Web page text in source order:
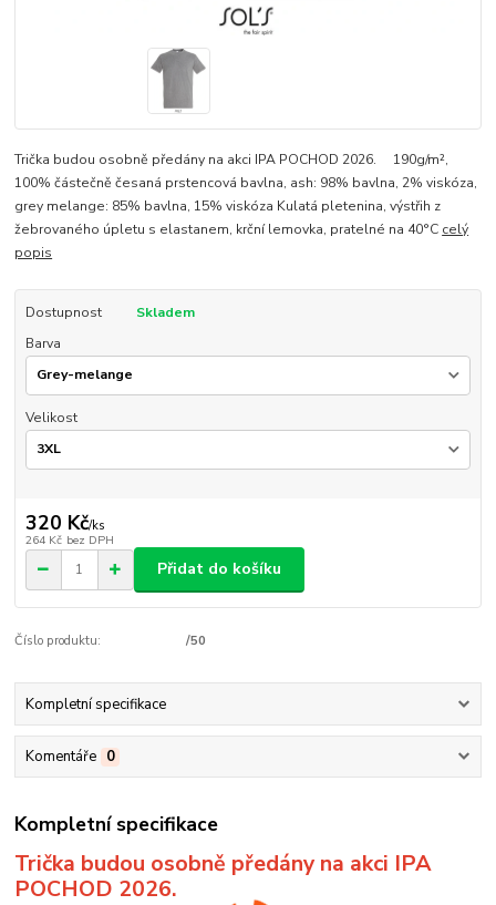
Trička budou osobně předány na akci IPA POCHOD 2026. 190g/m²,
100% částečně česaná prstencová bavlna, ash: 98% bavlna, 2% viskóza,
grey melange: 85% bavlna, 15% viskóza Kulatá pletenina, výstřih z
žebrovaného úpletu s elastanem, krční lemovka, pratelné na 40°C celý
popis
Dostupnost
Skladem
Barva
Velikost
320 Kč/ks
264 Kč bez DPH
Přidat do košíku
Číslo produktu: /50
Kompletní specifikace
Komentáře 0
Kompletní specifikace
Trička budou osobně předány na akci IPA
POCHOD 2026.